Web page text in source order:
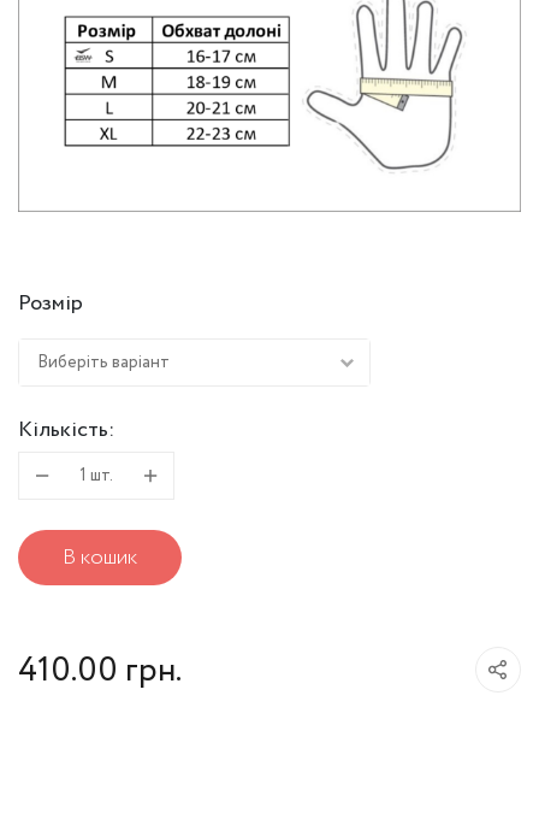
Розмір
Виберіть варіант
Кількість:
1 шт.
Рукавиці
(коротка
кількість
В кошик
410.00 грн.